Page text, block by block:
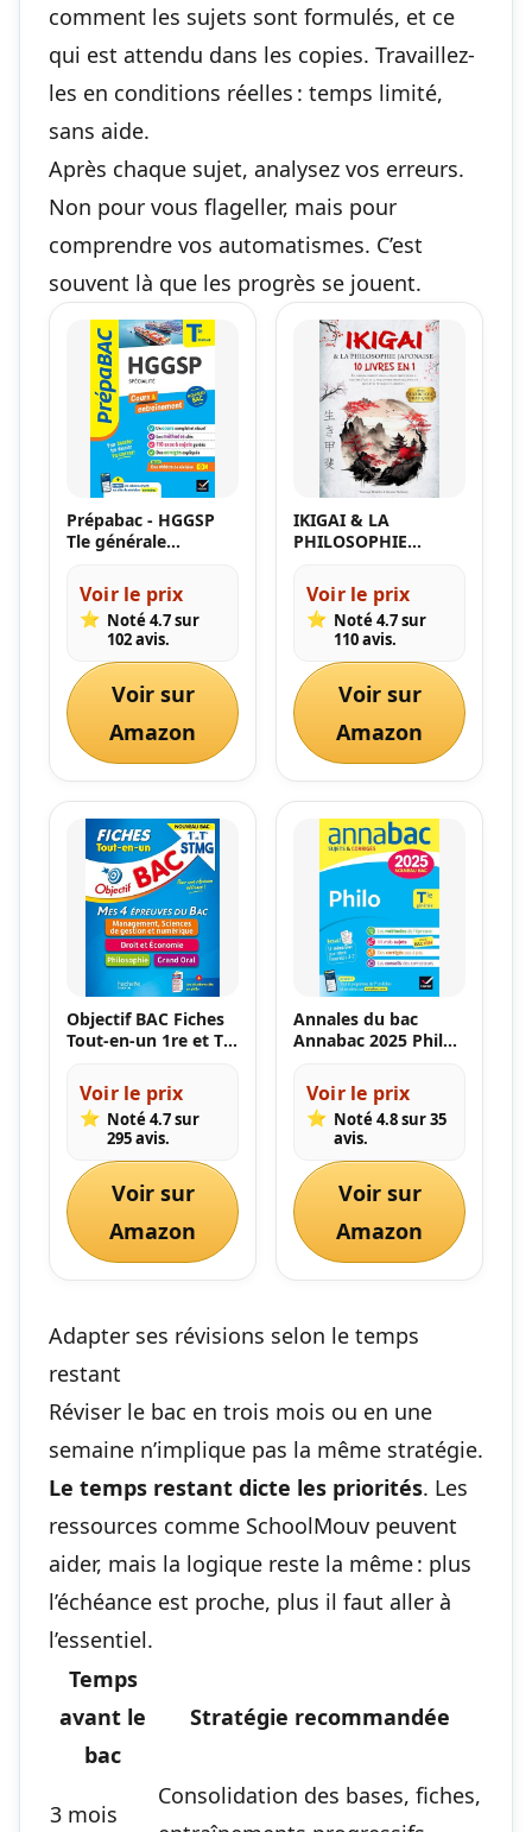
comment les sujets sont formulés, et ce
qui est attendu dans les copies. Travaillez-
les en conditions réelles : temps limité,
sans aide.
Après chaque sujet, analysez vos erreurs.
Non pour vous flageller, mais pour
comprendre vos automatismes. C’est
souvent là que les progrès se jouent.
Prépabac - HGGSP
Tle générale
2026: cours,
méthodes & sujets
corrigés
(programme de
Terminale)
Voir le prix
⭐ Noté 4.7 sur
102 avis.
Voir sur
Amazon
IKIGAI & LA
PHILOSOPHIE
LIVRES EN 1 : Un
chemin complet vers
la découverte de soi
à travers l'art et la
philosophie
orientale pour un
bien-être physique
et spirituel
+EXERCICES
PRATIQUES
Voir le prix
⭐ Noté 4.7 sur
110 avis.
Voir sur
Amazon
Objectif BAC Fiches
Tout-en-un 1re et Tle
Voir le prix
⭐ Noté 4.7 sur
295 avis.
Voir sur
Amazon
Annales du bac
Annabac 2025 Philo
corrigés & méthodes
de l'épreuve de philo
Voir le prix
⭐ Noté 4.8 sur 35
avis.
Voir sur
Amazon
Adapter ses révisions selon le temps
restant
Réviser le bac en trois mois ou en une
semaine n’implique pas la même stratégie.
Le temps restant dicte les priorités. Les
ressources comme SchoolMouv peuvent
aider, mais la logique reste la même : plus
l’échéance est proche, plus il faut aller à
l’essentiel.
Temps
avant le
bac
Stratégie recommandée
3 mois
Consolidation des bases, fiches,